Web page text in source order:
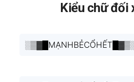
Kiểu chữ đối